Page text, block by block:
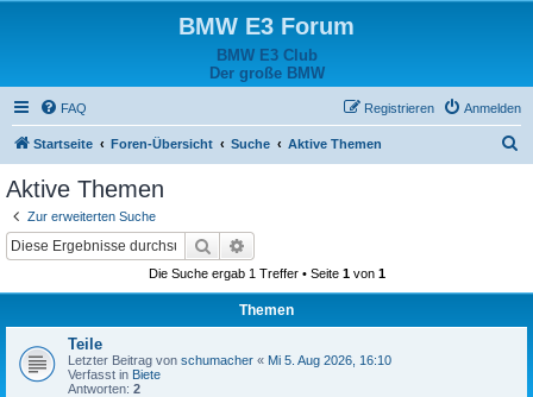
BMW E3 Forum
BMW E3 Club
Der große BMW
FAQ Anmelden
Registrieren
Startseite Foren-Übersicht Suche Aktive Themen
Aktive Themen
Zur erweiterten Suche
Suche
Die Suche ergab 1 Treffer • Seite 1von 1
Themen
Teile
Letzter Beitrag von schumacher « Mi 5. Aug 2026, 16:10
Verfasst in Biete
Antworten: 2